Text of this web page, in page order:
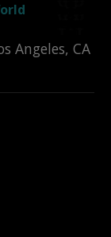
Angeles, CA